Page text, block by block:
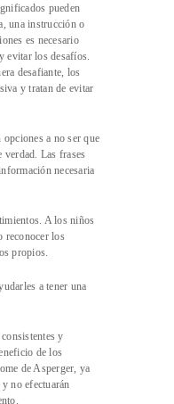
pueden
una instrucción o
es necesario
evitar los desafíos.
desafiante, los
y tratan de evitar
a no ser que
verdad. Las frases
necesaria
A los niños
reconocer los
propios.
a tener una
y
de los
de Asperger, ya
no efectuarán